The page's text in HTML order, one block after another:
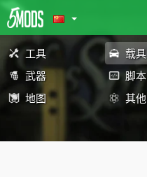
工具 载具
武器
脚本
地图
其他